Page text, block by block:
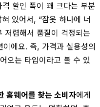
할인 폭이 꽤 크다는 부분
있어서, “잠옷 하나에 너
저렴해서 품질이 걱정되는
에요. 즉, 가격과 실용성의
오는 타입이라고 볼 수 있
홈웨어를 찾는 소비자에게